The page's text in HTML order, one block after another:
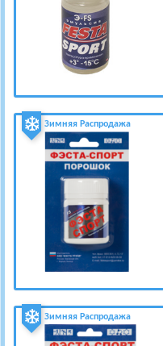
Зимняя Распродажа
Зимняя Распродажа